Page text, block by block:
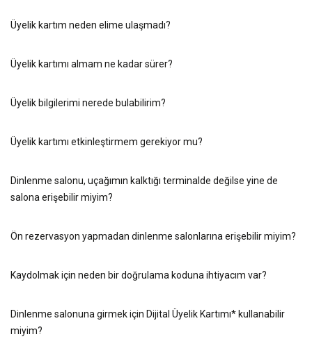
Üyelik kartım neden elime ulaşmadı?
Üyelik kartımı almam ne kadar sürer?
Üyelik bilgilerimi nerede bulabilirim?
Üyelik kartımı etkinleştirmem gerekiyor mu?
Dinlenme salonu, uçağımın kalktığı terminalde değilse yine de
salona erişebilir miyim?
Ön rezervasyon yapmadan dinlenme salonlarına erişebilir miyim?
Kaydolmak için neden bir doğrulama koduna ihtiyacım var?
Dinlenme salonuna girmek için Dijital Üyelik Kartımı* kullanabilir
miyim?